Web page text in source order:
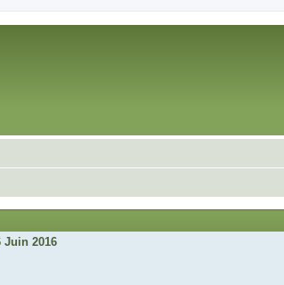
Juin 2016